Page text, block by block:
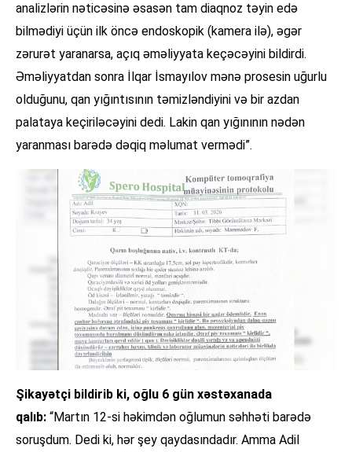
analizlərin nəticəsinə əsasən tam diaqnoz təyin edə
bilmədiyi üçün ilk öncə endoskopik (kamera ilə), əgər
zərurət yaranarsa, açıq əməliyyata keçəcəyini bildirdi.
Əməliyyatdan sonra İlqar İsmayılov mənə prosesin uğurlu
olduğunu, qan yığıntısının təmizləndiyini və bir azdan
palataya keçiriləcəyini dedi. Lakin qan yığınının nədən
yaranması barədə dəqiq məlumat vermədi”.
Şikayətçi bildirib ki, oğlu 6 gün xəstəxanada
qalıb: “Martın 12-si həkimdən oğlumun səhhəti barədə
soruşdum. Dedi ki, hər şey qaydasındadır. Amma Adil